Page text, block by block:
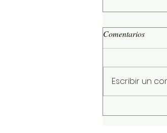
Comentarios
Escribir un